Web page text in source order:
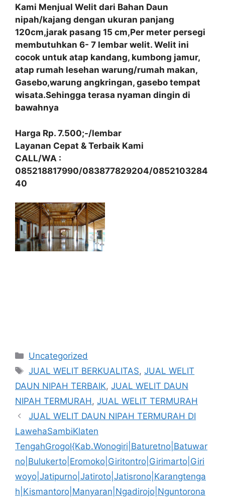
Kami Menjual Welit dari Bahan Daun
nipah/kajang dengan ukuran panjang
120cm,jarak pasang 15 cm,Per meter persegi
membutuhkan 6- 7 lembar welit. Welit ini
cocok untuk atap kandang, kumbong jamur,
atap rumah lesehan warung/rumah makan,
Gasebo,warung angkringan, gasebo tempat
wisata.Sehingga terasa nyaman dingin di
bawahnya
Harga Rp. 7.500;-/lembar
Layanan Cepat & Terbaik Kami
CALL/WA :
085218817990/083877829204/0852103284
40
Kategori
Uncategorized
Tag
JUAL WELIT BERKUALITAS,JUAL WELIT
DAUN NIPAH TERBAIK, JUAL WELIT DAUN
NIPAH TERMURAH , JUAL WELIT TERMURAH
JUAL WELIT DAUN NIPAH TERMURAH DI
LawehaSambiKlaten
TengahGrogol{Kab.Wonogiri|Baturetno|Batuwar
no|Bulukerto|Eromoko|Giritontro|Girimarto|Giri
woyo|Jatipurno|Jatiroto|Jatisrono|Karangtenga
h|Kismantoro|Manyaran|Ngadirojo|Nguntorona